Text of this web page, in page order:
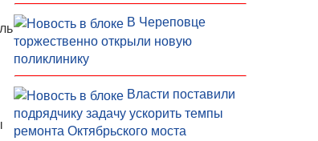
В Череповце
торжественно открыли новую
поликлинику
Власти поставили
подрядчику задачу ускорить темпы
ремонта Октябрьского моста